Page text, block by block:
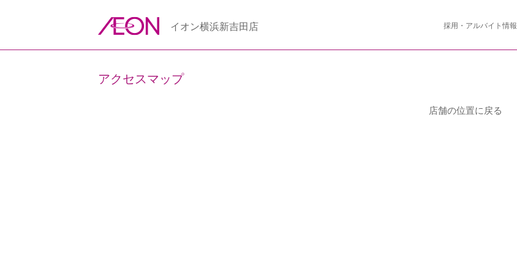
イオン横浜新吉田店 採用・アルバイト情報
アクセスマップ
店舗の位置に戻る